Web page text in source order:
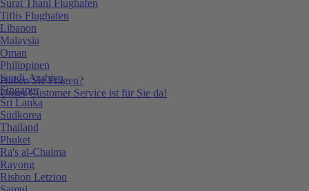
Haben Sie Fragen?
Unser Customer Service ist für Sie da!
Surat Thani Flughafen
Tiflis Flughafen
Libanon
Malaysia
Oman
Philippinen
Saudi-Arabien
Singapur
Sri Lanka
Südkorea
Thailand
Phuket
Ra's al-Chaima
Rayong
Rishon Letzion